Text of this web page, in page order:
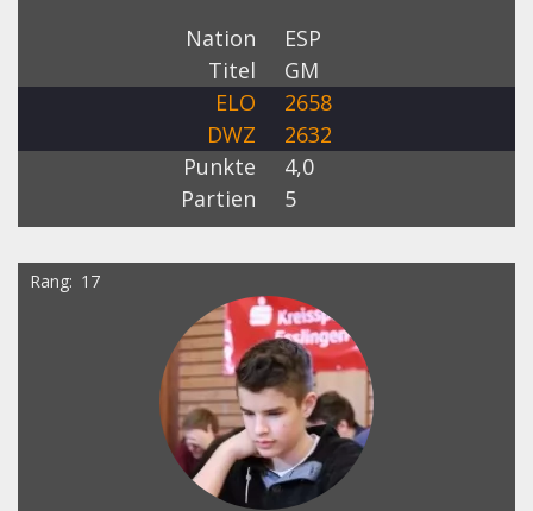
Nation
ESP
Titel
GM
ELO
2658
DWZ
2632
Punkte
4,0
Partien
5
Rang 17